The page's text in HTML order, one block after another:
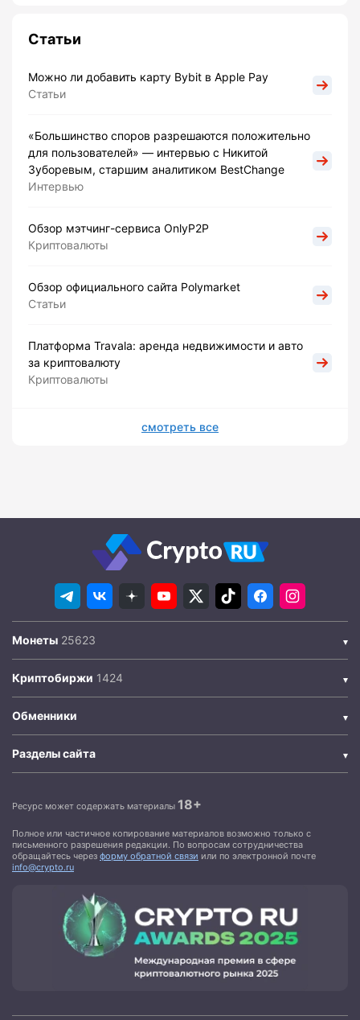
Статьи
Можно ли добавить карту Bybit в Apple Pay
Статьи
«Большинство споров разрешаются положительно
для пользователей» — интервью с Никитой
Зуборевым, старшим аналитиком BestChange
Интервью
Обзор мэтчинг-сервиса OnlyP2P
Криптовалюты
Обзор официального сайта Polymarket
Статьи
Платформа Travala: аренда недвижимости и авто
за криптовалюту
Криптовалюты
смотреть все
Монеты
Криптобиржи
Обменники
Разделы сайта
Ресурс может содержать материалы 18+
Полное или частичное копирование материалов возможно только с
письменного разрешения редакции. По вопросам сотрудничества
обращайтесь через форму обратной связи или по электронной почте
info@crypto.ru